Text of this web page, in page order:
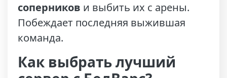
соперников и выбить их с арены.
Побеждает последняя выжившая
команда.
Как выбрать лучший